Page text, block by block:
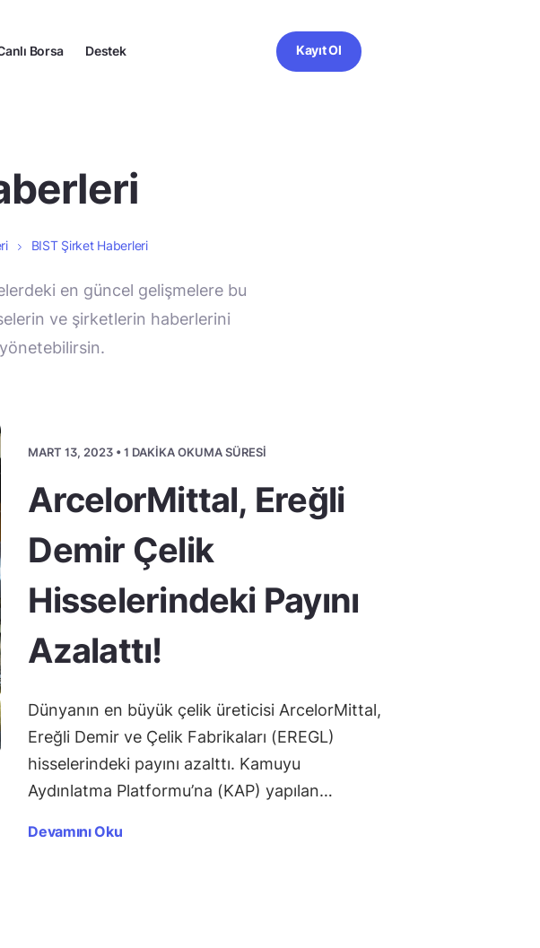
Borsa Destek Kayıt Ol
BIST Şirket Haberleri
en güncel gelişmelere bu
ve şirketlerin haberlerini
MART 13, 2023 • 1 DAKIKA OKUMA SÜRESI
ArcelorMittal, Ereğli
Demir Çelik
Hisselerindeki Payını
Azalattı!
Dünyanın en büyük çelik üreticisi ArcelorMittal,
Ereğli Demir ve Çelik Fabrikaları (EREGL)
hisselerindeki payını azalttı. Kamuyu
Aydınlatma Platformu’na (KAP) yapılan…
Devamını Oku